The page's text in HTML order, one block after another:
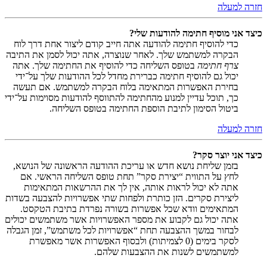
חזרה למעלה
כיצד אני מוסיף חתימה להודעות שלי?
כדי להוסיף חתימה להודעה אתה חייב קודם ליצור אחת דרך לוח
הבקרה למשתמש שלך. לאחר שנוצרה, אתה יכול לסמן את התיבה
צרף חתימה בטופס השליחה כדי להוסיף את החתימה שלך. אתה
יכול גם להוסיף חתימה כברירת מחדל לכל ההודעות שלך על־ידי
בחירת האפשרות המתאימה בלוח הבקרה למשתמש. אם תעשה
כך, תוכל עדיין למנוע מהחתימה להתווסף להודעות מסוימות על־ידי
ביטול הסימון לתיבת הוספת החתימה בטופס השליחה.
חזרה למעלה
כיצד אני יוצר סקר?
בזמן שליחת נושא חדש או עריכת ההודעה הראשונה של הנושא,
לחץ על התווית “יצירת סקר” תחת טופס השליחה הראשי. אם
אתה לא יכול לראות אותה, אין לך את ההרשאות המתאימות
ליצירת סקרים. הזן כותרת ולפחות שתי אפשרויות להצבעה בשדות
המתאימים וודא שכל אפשרות בשורה נפרדת בתיבת הטקסט.
אתה יכול גם לקבוע את מספר האפשרויות אשר משתמשים יכולים
לבחור במשך ההצבעה תחת “אפשרויות לכל משתמש”, זמן הגבלה
לסקר בימים (0 לצמיתות) ולבסוף האפשרות אשר מאפשרת
למשתמשים לשנות את ההצבעות שלהם.